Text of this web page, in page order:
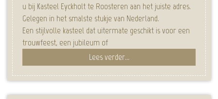
u bij Kasteel Eyckholt te Roosteren aan het juiste adres.
Gelegen in het smalste stukje van Nederland.
Een stijlvolle kasteel dat uitermate geschikt is voor een
trouwfeest, een jubileum of
Lees verder...